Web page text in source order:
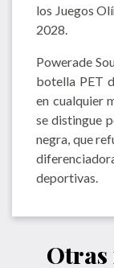
los Juegos
2028.
Powerade
botella PET
en cualquier
se distingue
negra, que
deportivas.